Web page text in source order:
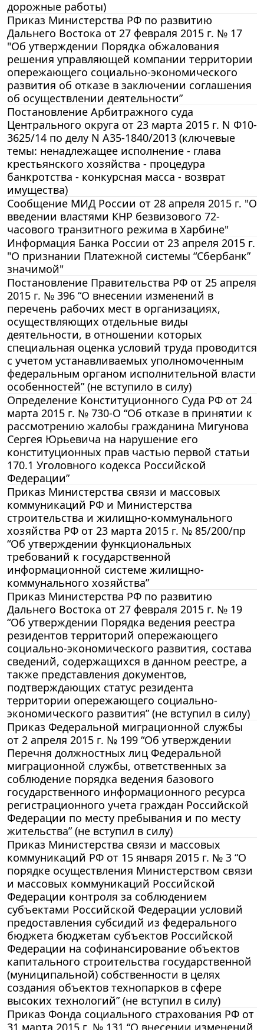
дорожные работы)
Приказ Министерства РФ по развитию
Дальнего Востока от 27 февраля 2015 г. № 17
"Об утверждении Порядка обжалования
решения управляющей компании территории
опережающего социально-экономического
развития об отказе в заключении соглашения
об осуществлении деятельности”
Постановление Арбитражного суда
Центрального округа от 23 марта 2015 г. N Ф10-
3625/14 по делу N А35-1840/2013 (ключевые
темы: ненадлежащее исполнение - глава
крестьянского хозяйства - процедура
банкротства - конкурсная масса - возврат
имущества)
Сообщение МИД России от 28 апреля 2015 г. "О
введении властями КНР безвизового 72-
часового транзитного режима в Харбине"
Информация Банка России от 23 апреля 2015 г.
"О признании Платежной системы “Сбербанк”
значимой"
Постановление Правительства РФ от 25 апреля
2015 г. № 396 “О внесении изменений в
перечень рабочих мест в организациях,
осуществляющих отдельные виды
деятельности, в отношении которых
специальная оценка условий труда проводится
с учетом устанавливаемых уполномоченным
федеральным органом исполнительной власти
особенностей” (не вступило в силу)
Определение Конституционного Суда РФ от 24
марта 2015 г. № 730-О “Об отказе в принятии к
рассмотрению жалобы гражданина Мигунова
Сергея Юрьевича на нарушение его
конституционных прав частью первой статьи
170.1 Уголовного кодекса Российской
Федерации”
Приказ Министерства связи и массовых
коммуникаций РФ и Министерства
строительства и жилищно-коммунального
хозяйства РФ от 23 марта 2015 г. № 85/200/пр
“Об утверждении функциональных
требований к государственной
информационной системе жилищно-
коммунального хозяйства”
Приказ Министерства РФ по развитию
Дальнего Востока от 27 февраля 2015 г. № 19
“Об утверждении Порядка ведения реестра
резидентов территорий опережающего
социально-экономического развития, состава
сведений, содержащихся в данном реестре, а
также представления документов,
подтверждающих статус резидента
территории опережающего социально-
экономического развития” (не вступил в силу)
Приказ Федеральной миграционной службы
от 2 апреля 2015 г. № 199 “Об утверждении
Перечня должностных лиц Федеральной
миграционной службы, ответственных за
соблюдение порядка ведения базового
государственного информационного ресурса
регистрационного учета граждан Российской
Федерации по месту пребывания и по месту
жительства” (не вступил в силу)
Приказ Министерства связи и массовых
коммуникаций РФ от 15 января 2015 г. № 3 “О
порядке осуществления Министерством связи
и массовых коммуникаций Российской
Федерации контроля за соблюдением
субъектами Российской Федерации условий
предоставления субсидий из федерального
бюджета бюджетам субъектов Российской
Федерации на софинансирование объектов
капитального строительства государственной
(муниципальной) собственности в целях
создания объектов технопарков в сфере
высоких технологий” (не вступил в силу)
Приказ Фонда социального страхования РФ от
31 марта 2015 г. № 131 “О внесении изменений